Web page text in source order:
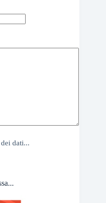
dati...